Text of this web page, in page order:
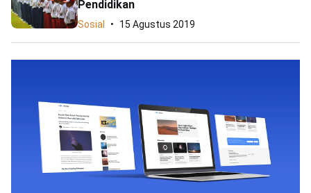
Pendidikan
Sosial 15 Agustus 2019